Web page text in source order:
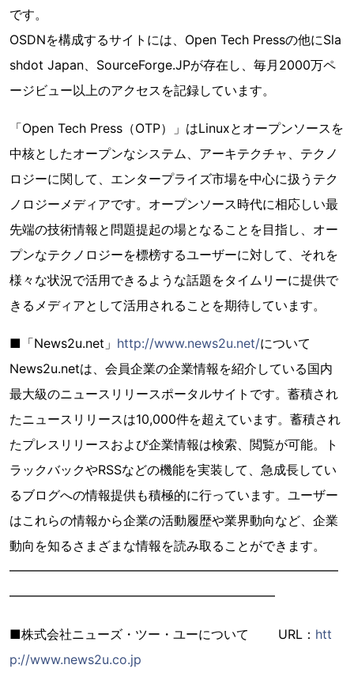
です。
OSDNを構成するサイトには、Open Tech Pressの他にSla
shdot Japan、SourceForge.JPが存在し、毎月2000万ペ
ージビュー以上のアクセスを記録しています。
「Open Tech Press（OTP）」はLinuxとオープンソースを
中核としたオープンなシステム、アーキテクチャ、テクノ
ロジーに関して、エンタープライズ市場を中心に扱うテク
ノロジーメディアです。オープンソース時代に相応しい最
先端の技術情報と問題提起の場となることを目指し、オー
プンなテクノロジーを標榜するユーザーに対して、それを
様々な状況で活用できるような話題をタイムリーに提供で
きるメディアとして活用されることを期待しています。
■「News2u.net」 http://www.news2u.net/について
News2u.netは、会員企業の企業情報を紹介している国内
最大級のニュースリリースポータルサイトです。蓄積され
たニュースリリースは10,000件を超えています。蓄積され
たプレスリリースおよび企業情報は検索、閲覧が可能。ト
ラックバックやRSSなどの機能を実装して、急成長してい
るブログへの情報提供も積極的に行っています。ユーザー
はこれらの情報から企業の活動履歴や業界動向など、企業
動向を知るさまざまな情報を読み取ることができます。
━━━━━━━━━━━━━━━━━━━━━━━━━━
━━━━━━━━━━━━━━━━━━━━━
■株式会社ニューズ・ツー・ユーについて URL： htt
p://www.news2u.co.jp